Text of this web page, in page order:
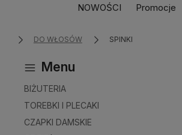
NOWOŚCI Promocje
DO WŁOSÓW SPINKI
Menu
BIŻUTERIA
TOREBKI I PLECAKI
CZAPKI DAMSKIE